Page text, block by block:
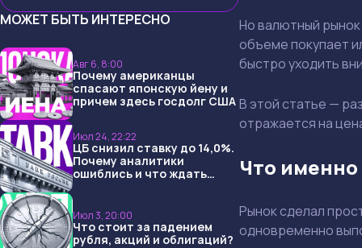
МОЖЕТ БЫТЬ ИНТЕРЕСНО
Авг 6, 8:00
Почему американцы
спасают японскую йену и
причем здесь госдолг США
Июл 24, 22:22
ЦБ снизил ставку до 14,0%.
Почему аналитики
ошиблись и что ждать
Июл 3, 20:00
Что стоит за падением
рубля, акций и облигаций?
Но валютный
объеме покупает
быстро уходить
В этой статье —
отражается на
Что
Рынок сделал
одновременно